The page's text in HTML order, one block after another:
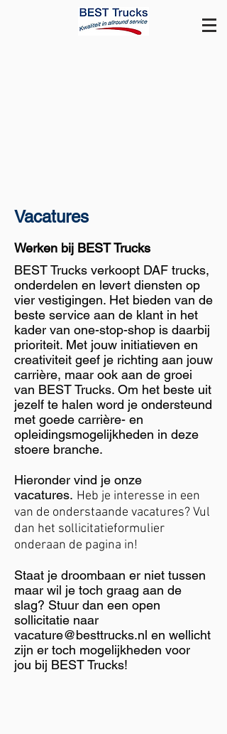
Vacatures
Werken bij BEST Trucks
BEST Trucks verkoopt DAF trucks,
onderdelen en levert diensten op
vier vestigingen. Het bieden van de
beste service aan de klant in het
kader van one-stop-shop is daarbij
prioriteit. Met jouw initiatieven en
creativiteit geef je richting aan jouw
carrière, maar ook aan de groei
van BEST Trucks. Om het beste uit
jezelf te halen word je ondersteund
met goede carrière- en
opleidingsmogelijkheden in deze
stoere branche.
Hieronder vind je onze
vacatures. Heb je interesse in een
van de onderstaande vacatures? Vul
dan het sollicitatieformulier
onderaan de pagina in!
Staat je droombaan er niet tussen
maar wil je toch graag aan de
slag? Stuur dan een open
sollicitatie naar
vacature@besttrucks.nl en wellicht
zijn er toch mogelijkheden voor
jou bij BEST Trucks!